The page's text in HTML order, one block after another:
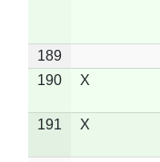
189
190
X
191 X